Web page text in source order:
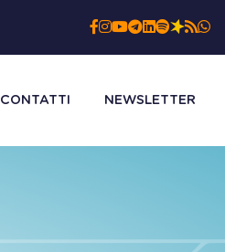
CONTATTI NEWSLETTER